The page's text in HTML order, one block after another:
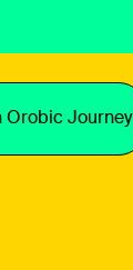
Orobic Journey